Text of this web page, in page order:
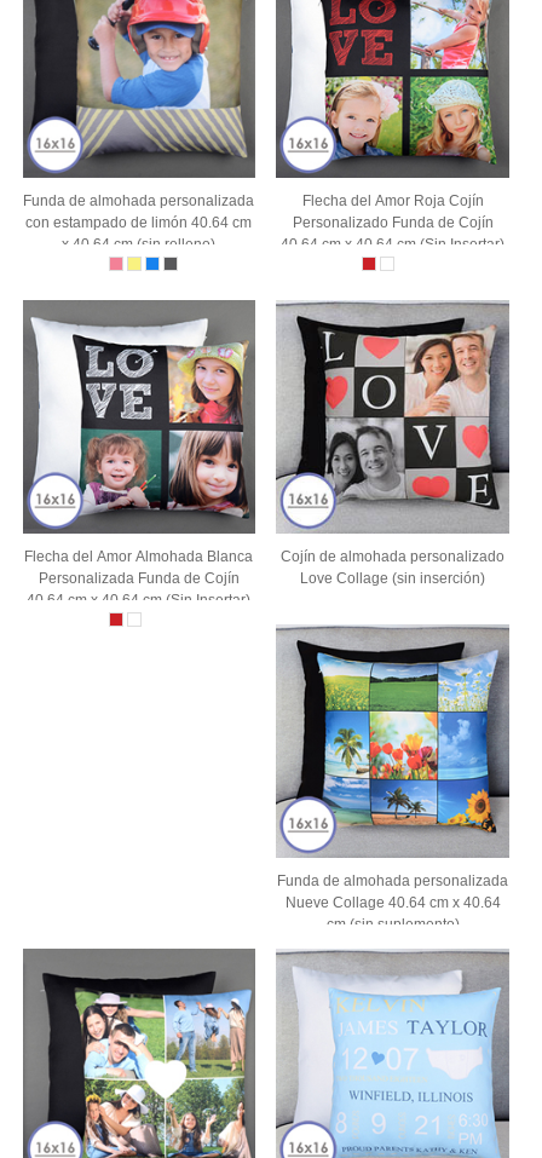
Funda de almohada personalizada
con estampado de limón 40.64 cm
x 40.64 cm (sin relleno)
Flecha del Amor Roja Cojín
Personalizado Funda de Cojín
40.64 cm x 40.64 cm (Sin Insertar)
Flecha del Amor Almohada Blanca
Personalizada Funda de Cojín
40.64 cm x 40.64 cm (Sin Insertar)
Cojín de almohada personalizado
Love Collage (sin inserción)
Funda de almohada personalizada
Nueve Collage 40.64 cm x 40.64
cm (sin suplemento)